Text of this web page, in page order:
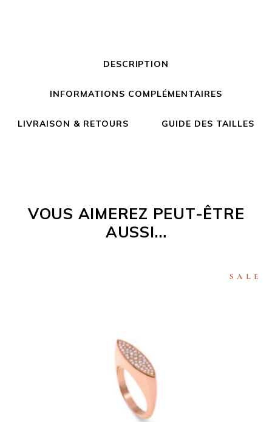
DESCRIPTION
INFORMATIONS COMPLÉMENTAIRES
LIVRAISON & RETOURS GUIDE DES TAILLES
VOUS AIMEREZ PEUT-ÊTRE
AUSSI…
SALE